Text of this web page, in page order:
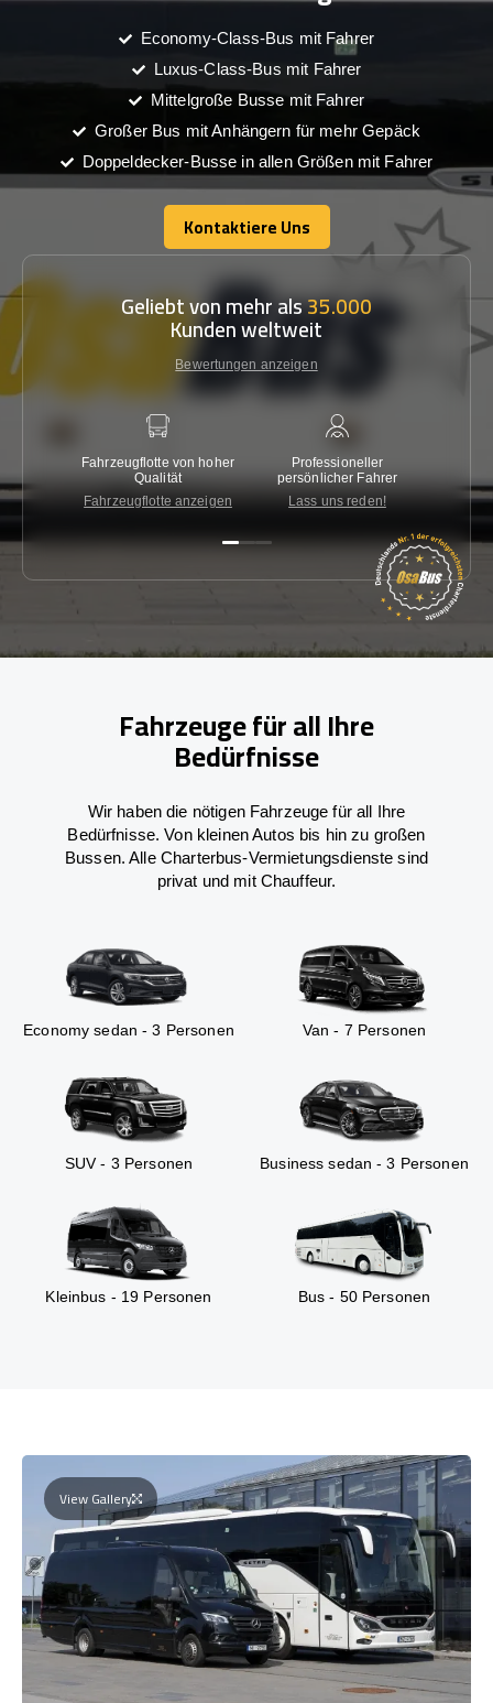
Economy-Class-Bus mit Fahrer
Luxus-Class-Bus mit Fahrer
Mittelgroße Busse mit Fahrer
Großer Bus mit Anhängern für mehr Gepäck
Doppeldecker-Busse in allen Größen mit Fahrer
Kontaktiere Uns
Kontaktiere Uns
Geliebt von mehr als35.000
Kunden weltweit
Bewertungen anzeigen
Fahrzeugflotte von hoher
Qualität
Fahrzeugflotte anzeigen
Professioneller
persönlicher Fahrer
Lass uns reden!
Fahrzeuge für all Ihre
Bedürfnisse
Wir haben die nötigen Fahrzeuge für all Ihre
Bedürfnisse. Von kleinen Autos bis hin zu großen
Bussen. Alle Charterbus-Vermietungsdienste sind
privat und mit Chauffeur.
Economy sedan - 3 Personen Van - 7 Personen
SUV - 3 Personen Business sedan - 3 Personen
Kleinbus - 19 Personen Bus - 50 Personen
View Gallery